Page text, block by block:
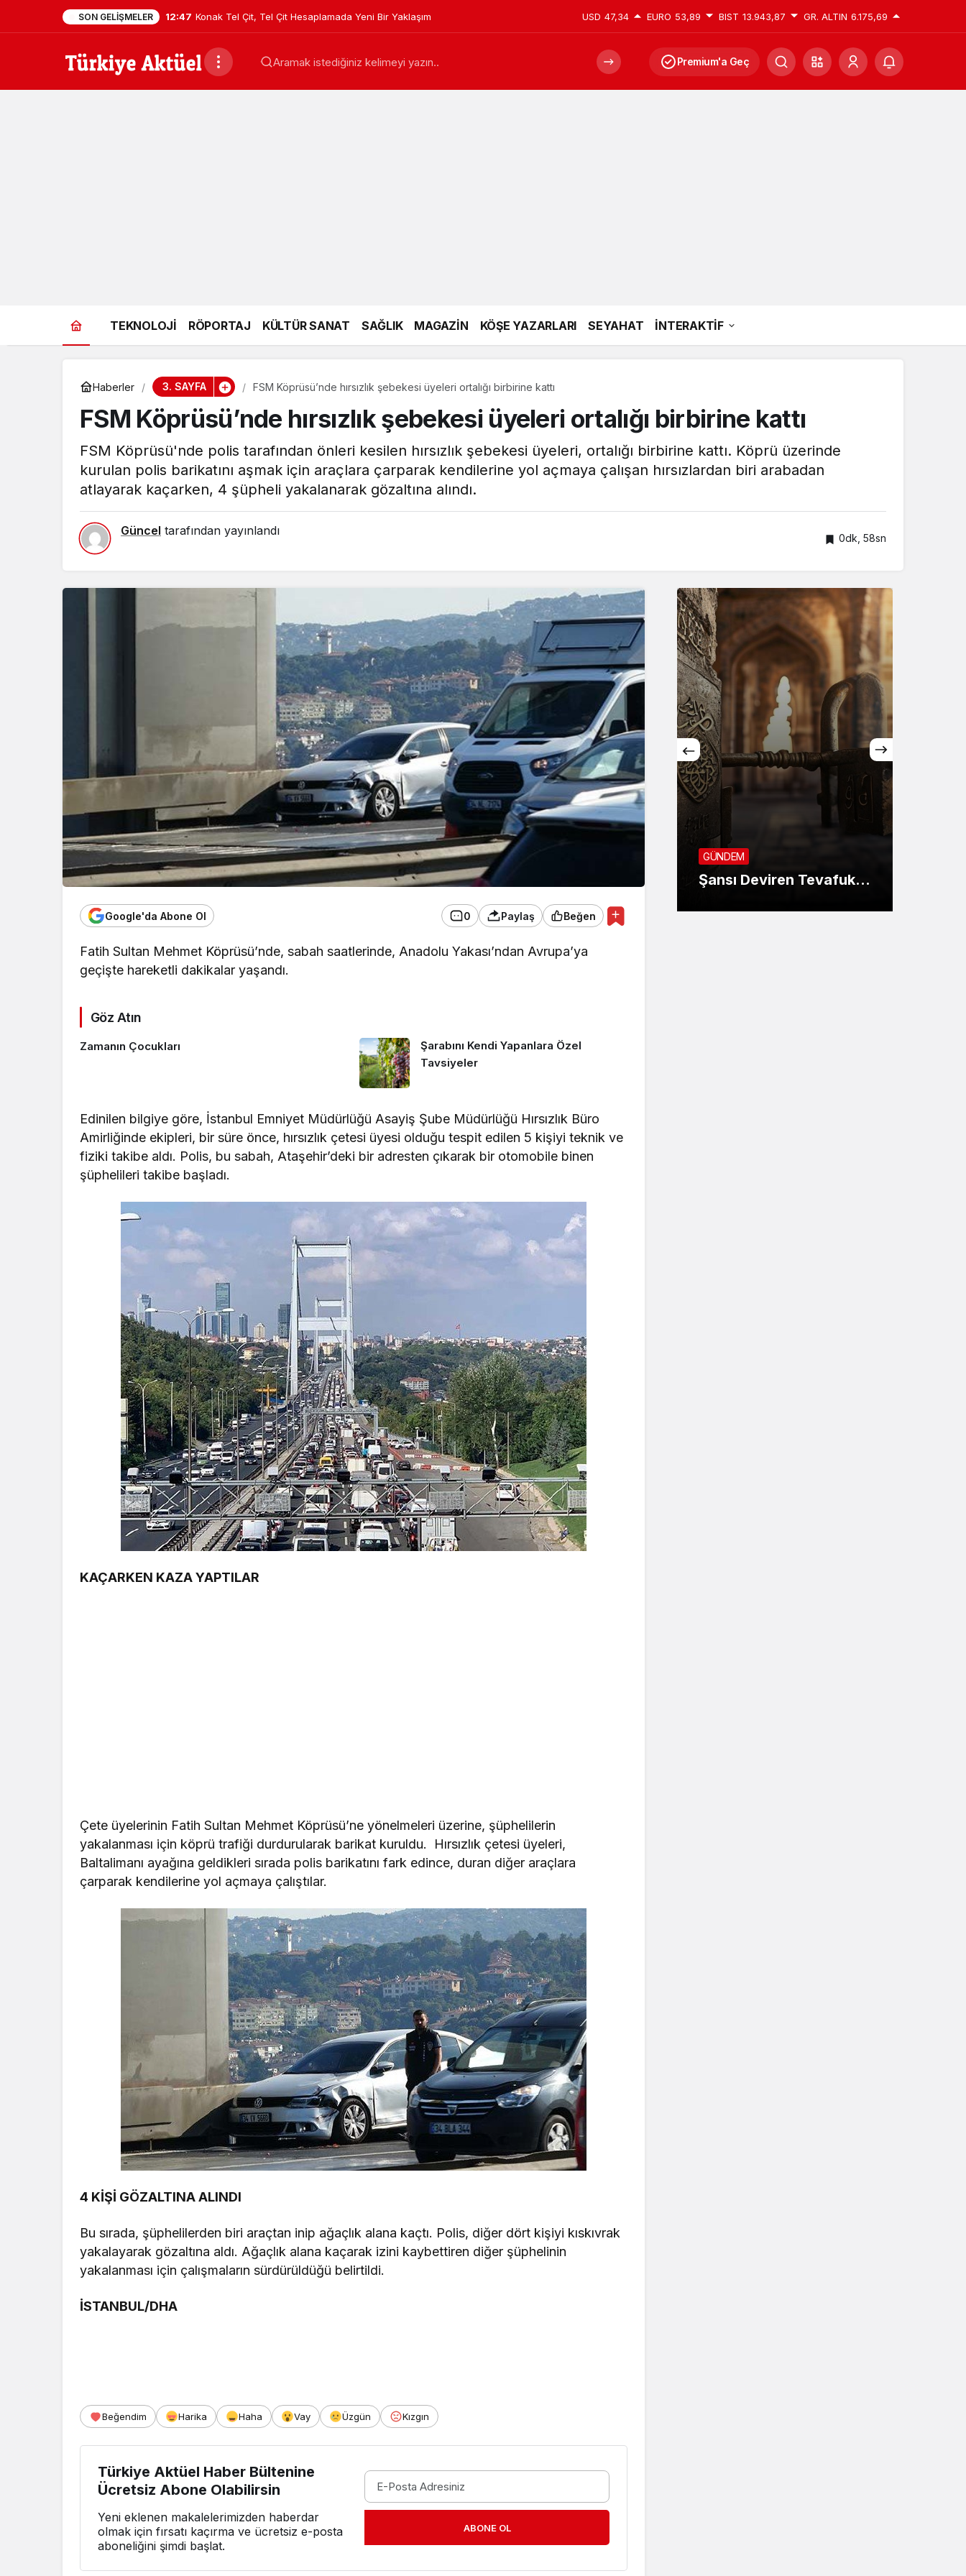
SON GELIŞMELER 12:47 Konak Tel Çit, Tel Çit Hesaplamada Yeni Bir Yaklaşım USD 47,34 EURO 53,89 BIST 13.943,87 GR. ALTIN 6.175,69
Premium'a Geç
TEKNOLOJİ RÖPORTAJ KÜLTÜR SANAT SAĞLIK MAGAZİN KÖŞE YAZARLARI SEYAHAT İNTERAKTİF
Haberler 3. SAYFA FSM Köprüsü’nde hırsızlık şebekesi üyeleri ortalığı birbirine kattı
FSM Köprüsü’nde hırsızlık şebekesi üyeleri ortalığı birbirine kattı
FSM Köprüsü'nde polis tarafından önleri kesilen hırsızlık şebekesi üyeleri, ortalığı birbirine kattı. Köprü üzerinde
kurulan polis barikatını aşmak için araçlara çarparak kendilerine yol açmaya çalışan hırsızlardan biri arabadan
atlayarak kaçarken, 4 şüpheli yakalanarak gözaltına alındı.
Güncel tarafından yayınlandı
0dk, 58sn
Google'da Abone Ol 0 Paylaş Beğen
Fatih Sultan Mehmet Köprüsü’nde, sabah saatlerinde, Anadolu Yakası’ndan Avrupa’ya
geçişte hareketli dakikalar yaşandı.
Göz Atın
Zamanın Çocukları
Şarabını Kendi Yapanlara Özel
Tavsiyeler
Edinilen bilgiye göre, İstanbul Emniyet Müdürlüğü Asayiş Şube Müdürlüğü Hırsızlık Büro
Amirliğinde ekipleri, bir süre önce, hırsızlık çetesi üyesi olduğu tespit edilen 5 kişiyi teknik ve
fiziki takibe aldı. Polis, bu sabah, Ataşehir’deki bir adresten çıkarak bir otomobile binen
şüphelileri takibe başladı.
KAÇARKEN KAZA YAPTILAR
Çete üyelerinin Fatih Sultan Mehmet Köprüsü’ne yönelmeleri üzerine, şüphelilerin
yakalanması için köprü trafiği durdurularak barikat kuruldu. Hırsızlık çetesi üyeleri,
Baltalimanı ayağına geldikleri sırada polis barikatını fark edince, duran diğer araçlara
çarparak kendilerine yol açmaya çalıştılar.
4 KİŞİ GÖZALTINA ALINDI
Bu sırada, şüphelilerden biri araçtan inip ağaçlık alana kaçtı. Polis, diğer dört kişiyi kıskıvrak
yakalayarak gözaltına aldı. Ağaçlık alana kaçarak izini kaybettiren diğer şüphelinin
yakalanması için çalışmaların sürdürüldüğü belirtildi.
İSTANBUL/DHA
Beğendim Harika Haha Vay Üzgün Kızgın
Türkiye Aktüel Haber Bültenine
Ücretsiz Abone Olabilirsin
Yeni eklenen makalelerimizden haberdar
olmak için fırsatı kaçırma ve ücretsiz e-posta
aboneliğini şimdi başlat.
ABONE OL
EKONOMİ
Konak Tel Çit, Tel Çit
Hesaplamada Yeni Bir
Yaklaşım
GÜNDEM
Şansı Deviren Tevafuk…